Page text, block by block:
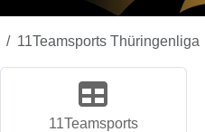
11Teamsports Thüringenliga
11Teamsports